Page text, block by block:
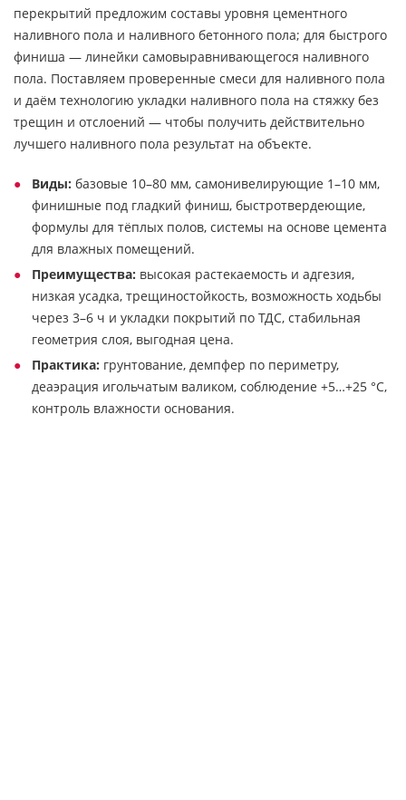
перекрытий предложим составы уровня цементного
наливного пола и наливного бетонного пола; для быстрого
финиша — линейки самовыравнивающегося наливного
пола. Поставляем проверенные смеси для наливного пола
и даём технологию укладки наливного пола на стяжку без
трещин и отслоений — чтобы получить действительно
лучшего наливного пола результат на объекте.
Виды: базовые 10–80 мм, самонивелирующие 1–10 мм,
финишные под гладкий финиш, быстротвердеющие,
формулы для тёплых полов, системы на основе цемента
для влажных помещений.
Преимущества: высокая растекаемость и адгезия,
низкая усадка, трещиностойкость, возможность ходьбы
через 3–6 ч и укладки покрытий по ТДС, стабильная
геометрия слоя, выгодная цена.
Практика: грунтование, демпфер по периметру,
деаэрация игольчатым валиком, соблюдение +5…+25 °C,
контроль влажности основания.